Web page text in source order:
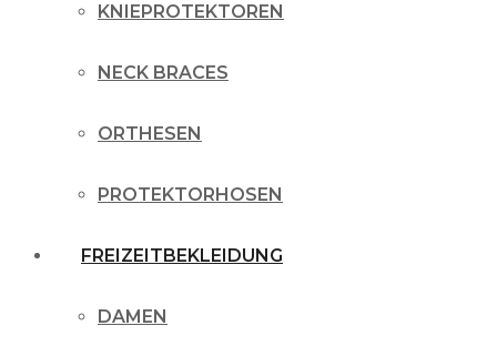
KNIEPROTEKTOREN
NECK BRACES
ORTHESEN
PROTEKTORHOSEN
FREIZEITBEKLEIDUNG
DAMEN